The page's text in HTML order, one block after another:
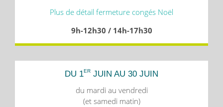
Plus de détail fermeture congés Noël
9h-12h30 / 14h-17h30
DU 1ER JUIN AU 30 JUIN
du mardi au vendredi
(et samedi matin)